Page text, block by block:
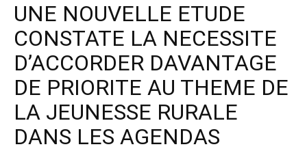
UNE NOUVELLE ETUDE
CONSTATE LA NECESSITE
D’ACCORDER DAVANTAGE
DE PRIORITE AU THEME DE
LA JEUNESSE RURALE
DANS LES AGENDAS